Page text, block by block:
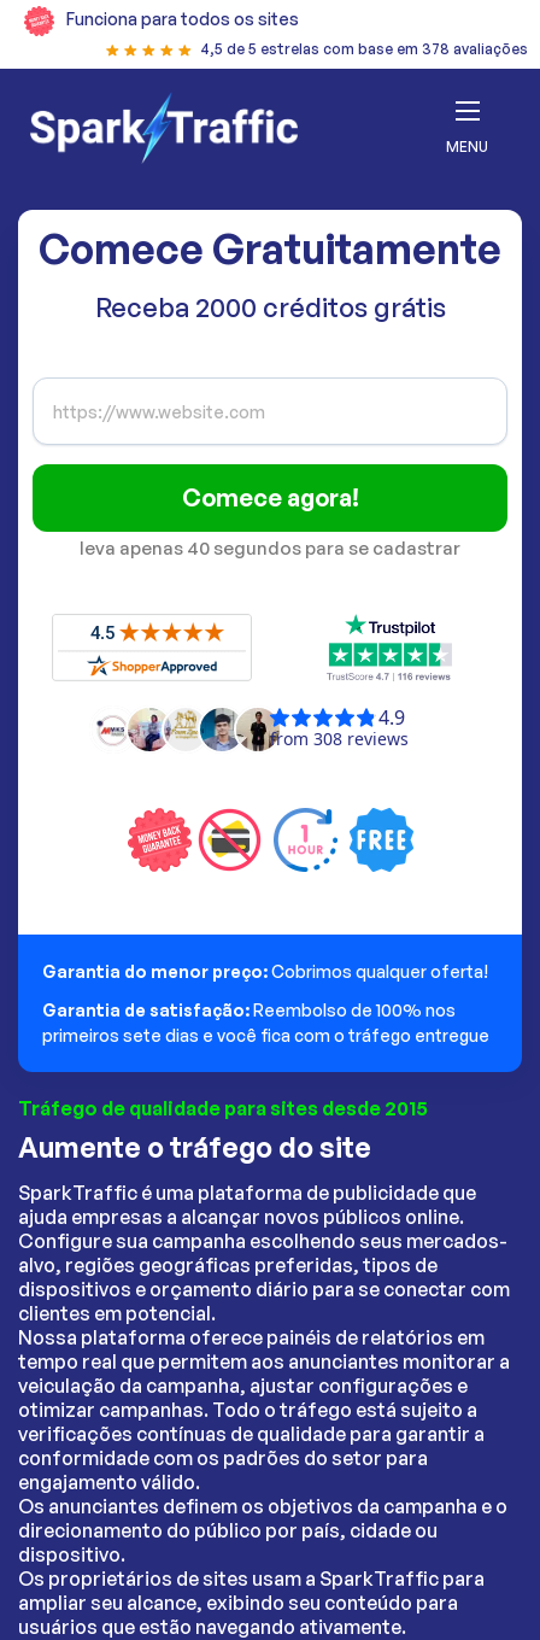
Funciona para todos os sites
4,5 de 5 estrelas com base em 378 avaliações
MENU
Comece Gratuitamente
Receba 2000 créditos grátis
Comece agora!
leva apenas 40 segundos para se cadastrar
Garantia do menor preço:Cobrimos qualquer oferta!
Garantia de satisfação:Reembolso de 100% nos
primeiros sete dias e você fica com o tráfego entregue
Tráfego de qualidade para sites desde 2015
Aumente o tráfego do site
SparkTraffic é uma plataforma de publicidade que
ajuda empresas a alcançar novos públicos online.
Configure sua campanha escolhendo seus mercados-
alvo, regiões geográficas preferidas, tipos de
dispositivos e orçamento diário para se conectar com
clientes em potencial.
Nossa plataforma oferece painéis de relatórios em
tempo real que permitem aos anunciantes monitorar a
veiculação da campanha, ajustar configurações e
otimizar campanhas. Todo o tráfego está sujeito a
verificações contínuas de qualidade para garantir a
conformidade com os padrões do setor para
engajamento válido.
Os anunciantes definem os objetivos da campanha e o
direcionamento do público por país, cidade ou
dispositivo.
Os proprietários de sites usam a SparkTraffic para
ampliar seu alcance, exibindo seu conteúdo para
usuários que estão navegando ativamente.